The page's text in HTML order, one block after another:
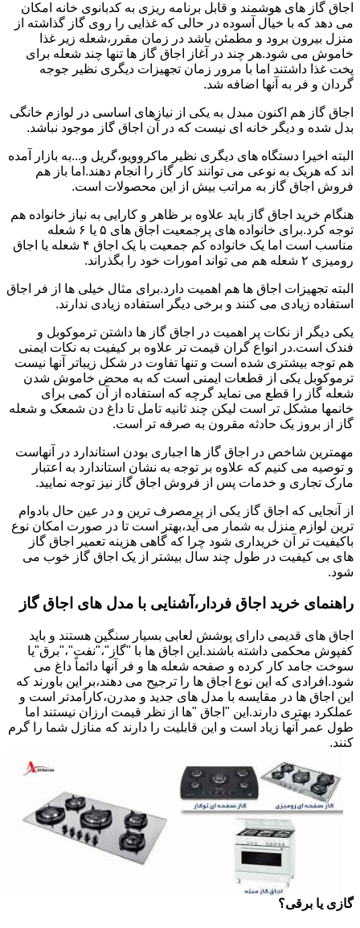
اجاق گاز های هوشمند و قابل برنامه ریزی به کدبانوی خانه امکان
می دهد که با خیال آسوده در حالی که غذایی را روی گاز گذاشته از
منزل بیرون برود و مطمئن باشد در زمان مقرر،شعله زیر غذا
خاموش می شود.هر چند در آغاز اجاق گاز ها تنها چند شعله برای
پخت غذا داشتند اما با مرور زمان تجهیزات دیگری نظیر جوجه
گردان و فر به آنها اضافه شد.
اجاق گاز هم اکنون مبدل به یکی از نیازهای اساسی در لوازم خانگی
بدل شده و دیگر خانه ای نیست که در آن اجاق گاز موجود نباشد.
البته اخیرا دستگاه های دیگری نظیر ماکروویو،گریل و...به بازار آمده
اند که هریک به نوعی می توانند کار گاز را انجام دهند.اما باز هم
فروش اجاق گاز به مراتب بیش از این محصولات است.
هنگام خرید اجاق گاز باید علاوه بر ظاهر و کارایی به نیاز خانواده هم
توجه کرد.برای خانواده های پرجمعیت اجاق های ۵ یا ۶ شعله
مناسب است اما یک خانواده کم جمعیت با یک اجاق ۴ شعله یا اجاق
رومیزی ۲ شعله هم می تواند امورات خود را بگذراند.
البته تجهیزات اجاق ها هم اهمیت دارد.برای مثال خیلی ها از فر اجاق
استفاده زیادی می کنند و برخی دیگر استفاده زیادی ندارند.
یکی دیگر از نکات پر اهمیت در اجاق گاز ها داشتن ترموکوبل و
فندک است.در انواع گران قیمت تر علاوه بر کیفیت به نکات ایمنی
هم توجه بیشتری شده است و تنها تفاوت در شکل زیباتر آنها نیست
ترموکوبل یکی از قطعات ایمنی است که به محض خاموش شدن
شعله گاز را قطع می نماید گرچه که استفاده از آن کمی برای
خانمها مشکل تر است لیکن چند ثانیه تامل تا داغ دن شمعک و شعله
گاز از بروز یک حادثه مقرون به صرفه تر است.
مهمترین شاخص در اجاق گاز ها اجباری بودن استاندارد در آنهاست
و توصیه می کنیم که علاوه بر توجه به نشان استاندارد به اعتبار
مارک تجاری و خدمات پس از فروش اجاق گاز نیز توجه نمایید.
از آنجایی که اجاق گاز یکی از پرمصرف ترین و در عین حال بادوام
ترین لوازم منزل به شمار می آید،بهتر است تا در صورت امکان نوع
باکیفیت تر آن خریداری شود چرا که گاهی هزینه تعمیر اجاق گاز
های بی کیفیت در طول چند سال بیشتر از یک اجاق گاز خوب می
شود.
راهنمای خرید اجاق فردار،آشنایی با مدل های اجاق گاز
اجاق های قدیمی دارای پوشش لعابی بسیار سنگین هستند و باید
کفپوش محکمی داشته باشند.این اجاق ها با "گاز"،"نفت"،"برق"یا
سوخت جامد کار کرده و صفحه شعله ها و فر آنها دائماً داغ می
شود.افرادی که این نوع اجاق ها را ترجیح می دهند،بر این باورند که
این اجاق ها در مقایسه با مدل های جدید و مدرن،کارآمدتر است و
عملکرد بهتری دارند.این "اجاق "ها از نظر قیمت ارزان نیستند اما
طول عمر آنها زیاد است و این قابلیت را دارند که منازل شما را گرم
کنند.
گازی یا برقی؟